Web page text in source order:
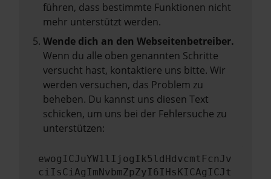
führen, dass bestimmte Funktionen nicht
mehr unterstützt werden.
Wende dich an den Webseitenbetreiber.
Wenn du alle oben genannten Schritte
versucht hast, kontaktiere uns bitte. Wir
werden versuchen, das Problem zu
beheben. Du kannst uns diesen Text
schicken, um uns bei der Fehlersuche zu
unterstützen:
ewogICJuYW1lIjogIk5ldHdvcmtFcnJv
ciIsCiAgImNvbmZpZyI6IHsKICAgICJt